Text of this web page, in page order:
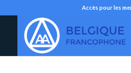
Accès pour les